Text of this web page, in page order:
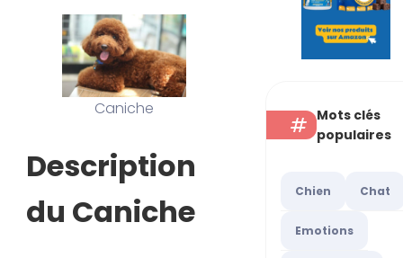
Caniche
Description
du Caniche
Mots clés
populaires
Chien Chat
Emotions